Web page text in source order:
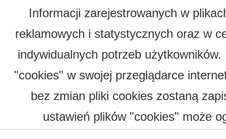
Informacji zarejestrowanych w
reklamowych i statystycznych oraz w
indywidualnych potrzeb
"cookies" w swojej przeglądarce
bez zmian pliki cookies zostaną
ustawień plików "cookies" może